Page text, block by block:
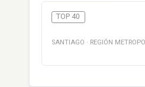
TOP 40
SANTIAGO · REGIÓN